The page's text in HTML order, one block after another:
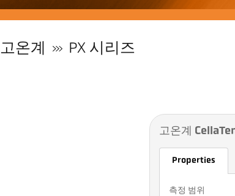
고온계 PX 시리즈
고온계
Properties
측정 범위